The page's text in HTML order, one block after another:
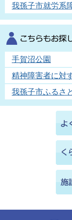
我孫子市就労系
手賀沼公園
精神障害者に対
我孫子市ふるさ